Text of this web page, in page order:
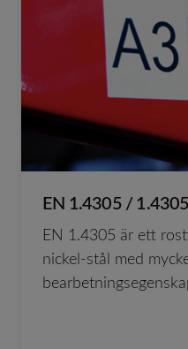
EN 1.4305 /
EN 1.4305 är ett
nickel-stål med